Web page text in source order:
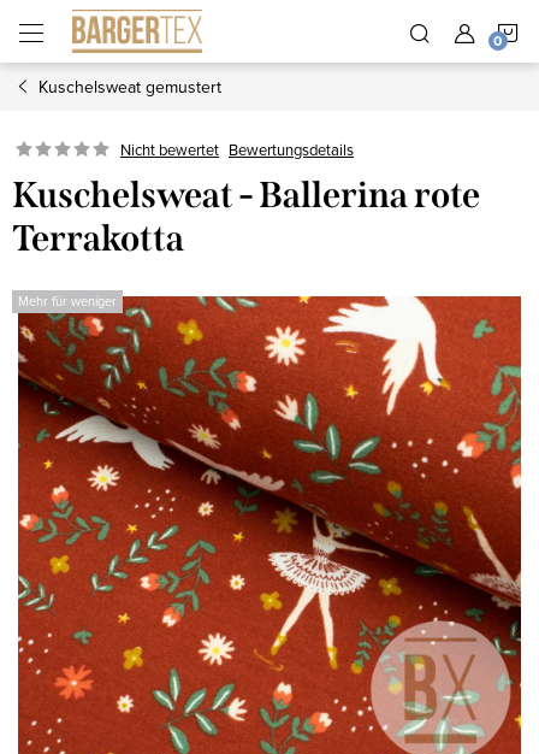
Inhalt
springen
Kuschelsweat gemustert
Nicht bewertet Bewertungsdetails
Kuschelsweat - Ballerina rote
Terrakotta
Mehr für weniger